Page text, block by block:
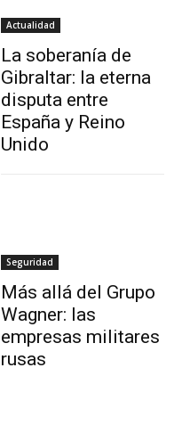
Actualidad
La soberanía de
Gibraltar: la eterna
disputa entre
España y Reino
Unido
Seguridad
Más allá del Grupo
Wagner: las
empresas militares
rusas